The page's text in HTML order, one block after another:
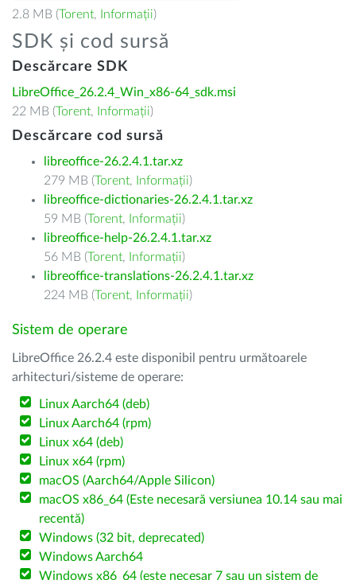
2.8 MB (Torent, Informații)
SDK și cod sursă
Descărcare SDK
LibreOffice_26.2.4_Win_x86-64_sdk.msi
22 MB (Torent, Informații)
Descărcare cod sursă
libreoffice-26.2.4.1.tar.xz
279 MB (Torent, Informații)
libreoffice-dictionaries-26.2.4.1.tar.xz
59 MB (Torent, Informații)
libreoffice-help-26.2.4.1.tar.xz
56 MB (Torent, Informații)
libreoffice-translations-26.2.4.1.tar.xz
224 MB (Torent, Informații)
Sistem de operare
LibreOffice 26.2.4 este disponibil pentru următoarele
arhitecturi/sisteme de operare:
Linux Aarch64 (deb)
Linux Aarch64 (rpm)
Linux x64 (deb)
Linux x64 (rpm)
macOS (Aarch64/Apple Silicon)
macOS x86_64 (Este necesară versiunea 10.14 sau mai
recentă)
Windows (32 bit, deprecated)
Windows Aarch64
Windows x86_64 (este necesar 7 sau un sistem de